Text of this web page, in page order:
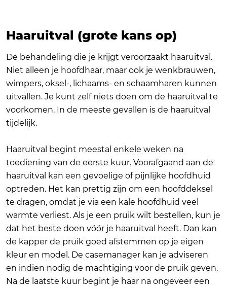
Haaruitval (grote kans op)
De behandeling die je krijgt veroorzaakt haaruitval.
Niet alleen je hoofdhaar, maar ook je wenkbrauwen,
wimpers, oksel-, lichaams- en schaamharen kunnen
uitvallen. Je kunt zelf niets doen om de haaruitval te
voorkomen. In de meeste gevallen is de haaruitval
tijdelijk.
Haaruitval begint meestal enkele weken na
toediening van de eerste kuur. Voorafgaand aan de
haaruitval kan een gevoelige of pijnlijke hoofdhuid
optreden. Het kan prettig zijn om een hoofddeksel
te dragen, omdat je via een kale hoofdhuid veel
warmte verliest. Als je een pruik wilt bestellen, kun je
dat het beste doen vóór je haaruitval heeft. Dan kan
de kapper de pruik goed afstemmen op je eigen
kleur en model. De casemanager kan je adviseren
en indien nodig de machtiging voor de pruik geven.
Na de laatste kuur begint je haar na ongeveer een